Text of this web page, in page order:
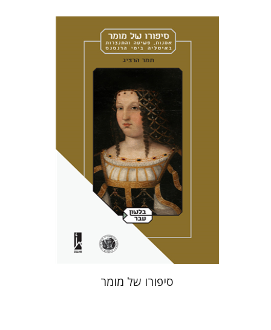
תמר הרציג
אמוץ גלעדי
הנחת אתר ספר מודפס
$46
$41
סיפורו של מומר